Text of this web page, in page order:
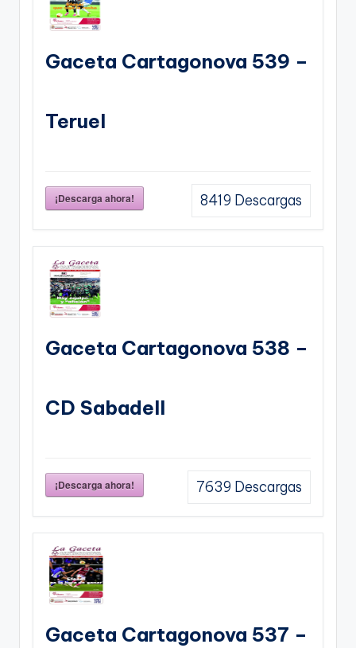
Gaceta Cartagonova 539 –
Teruel
¡Descarga ahora! 8419 Descargas
Gaceta Cartagonova 538 –
CD Sabadell
¡Descarga ahora! 7639 Descargas
Gaceta Cartagonova 537 –